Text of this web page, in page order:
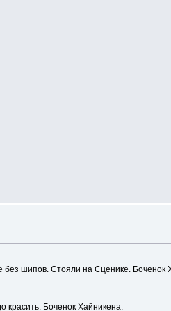
шипов. Стояли на Сценике. Боченок
красить. Боченок Хайникена.